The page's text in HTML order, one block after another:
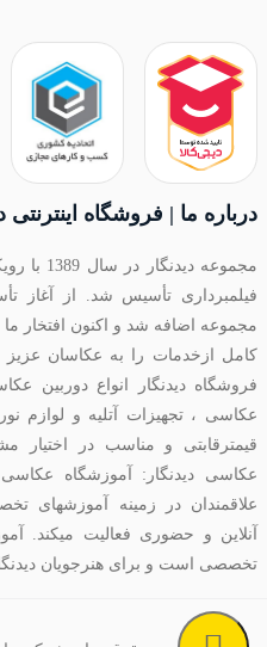
درباره ما | فروشگاه اینترنتی
مجموعه
فیلمبرداری تأسیس شد. از آغاز
مجموعه اضافه شد و اکنون افتخار
کامل ازخدمات را به عکاسان عزیز
فروشگاه دیدنگار انواع دوربین
عکاسی ، تجهیزات آتلیه و لوازم
قیمترقابتی و مناسب در اختیار
عکاسی دیدنگار: آموزشگاه
علاقمندان در زمینه آموزشهای
آنلاین و حضوری فعالیت میکند.
تخصصی است و برای هنرجویان